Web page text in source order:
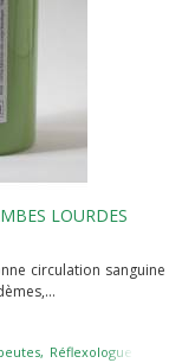
LOURDES
circulation sanguine
Réflexologues